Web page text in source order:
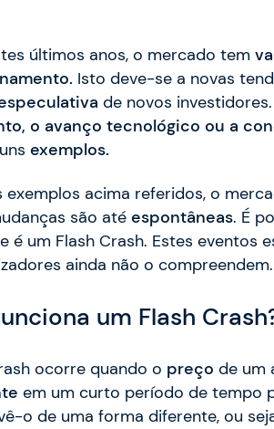
últimos anos, o mercado tem
Isto deve-se a novas
de novos
o avanço tecnológico ou a
exemplos.
exemplos acima referidos, o
são até espontâneas. É
é um Flash Crash. Estes eventos
ainda não o compreendem.
um Flash
ocorre quando o preço de um
em um curto período de tempo
o de uma forma diferente, ou